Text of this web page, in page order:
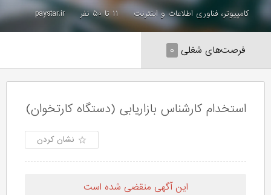
کامپیوتر، فناوری اطلاعات و اینترنت ۱۱ تا ۵۰ نفر paystar.ir
فرصت‌های شغلی ۰
استخدام کارشناس بازاریابی (دستگاه کارتخوان)
نشان کردن
این آگهی منقضی شده است